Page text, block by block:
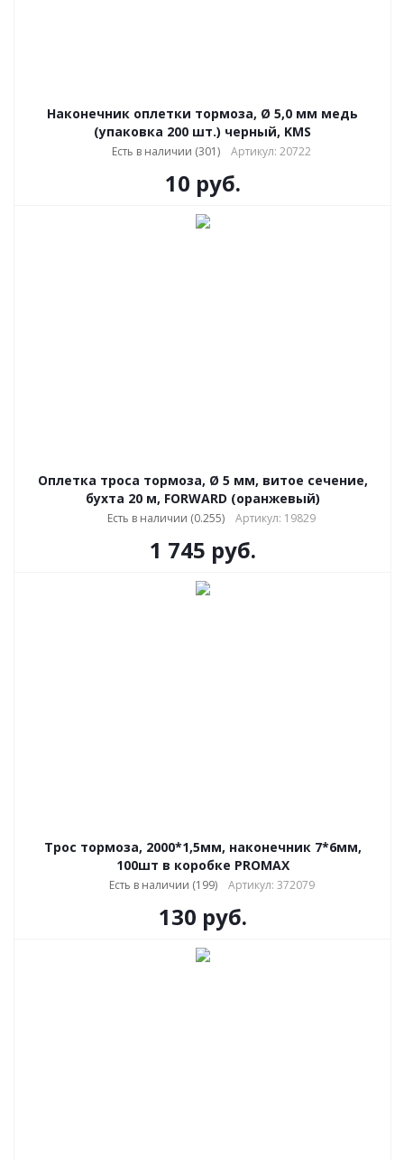
Наконечник оплетки тормоза, Ø 5,0 мм медь
(упаковка 200 шт.) черный, KMS
Есть в наличии (301) Артикул: 20722
10 руб.
Оплетка троса тормоза, Ø 5 мм, витое сечение,
бухта 20 м, FORWARD (оранжевый)
Есть в наличии (0.255) Артикул: 19829
1 745 руб.
Трос тормоза, 2000*1,5мм, наконечник 7*6мм,
100шт в коробке PROMAX
Есть в наличии (199) Артикул: 372079
130 руб.